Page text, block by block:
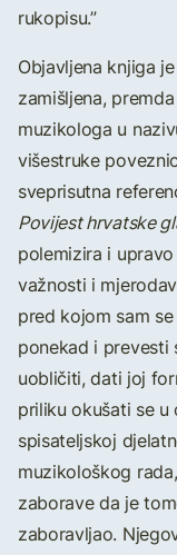
rukopisu.”
Objavljena knjiga
zamišljena,
muzikologa u
višestruke
sveprisutna
Povijest hrvatske
polemizira i
važnosti i
pred kojom sam
ponekad i prevesti
uobličiti, dati joj
priliku okušati se
spisateljskoj
muzikološkog
zaborave da je
zaboravljao.